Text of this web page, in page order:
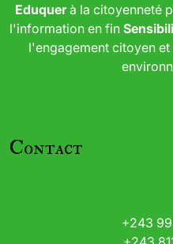
Eduquerà la citoyenneté
l'information en fin
l'engagement citoyen
Contact
+243